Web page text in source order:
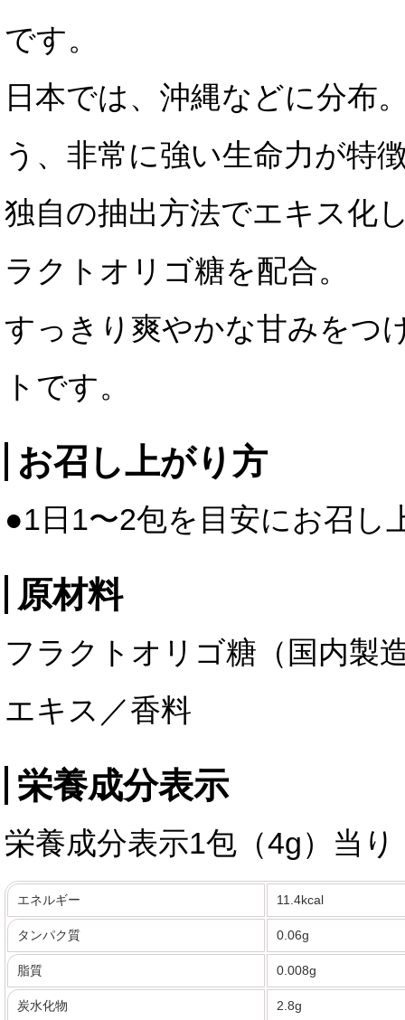
です。
日本では、沖縄などに分布
う、非常に強い生命力が特
独自の抽出方法でエキス化
ラクトオリゴ糖を配合。
すっきり爽やかな甘みをつ
トです。
お召し上がり方
●1日1〜2包を目安にお召し
原材料
フラクトオリゴ糖（国内製
エキス／香料
栄養成分表示
栄養成分表示1包（4g）当り
エネルギー 11.4kcal
タンパク質 0.06g
脂質 0.008g
炭水化物 2.8g